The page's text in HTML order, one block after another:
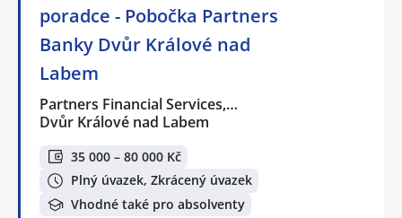
poradce - Pobočka Partners
Banky Dvůr Králové nad
Labem
Partners Financial Services,…
Dvůr Králové nad Labem
35 000 – 80 000 Kč
Plný úvazek, Zkrácený úvazek
Vhodné také pro absolventy